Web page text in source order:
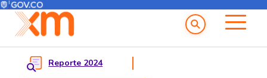
Menú del Usuario
Reporte 2024
Menu principal